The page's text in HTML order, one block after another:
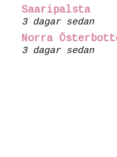
Saaripalsta
3 dagar sedan
Norra
3 dagar sedan